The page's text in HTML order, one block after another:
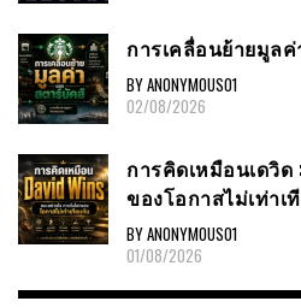
การเคลื่อนย้ายมูล
BY ANONYMOUS01
02/08/2026
การคิดเหมือนเดวิ
ของโอกาสไม่เท่าเ
BY ANONYMOUS01
01/08/2026